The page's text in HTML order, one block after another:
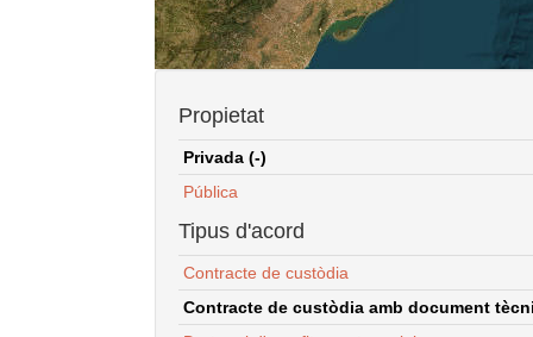
Propietat
Privada (-)
Pública
Tipus d'acord
Contracte de custòdia
Contracte de custòdia amb document